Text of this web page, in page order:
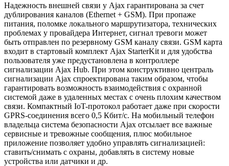
Надежность внешней связи у Ajax гарантирована за счет
дублирования каналов (Ethernet + GSM). При пропаже
питания, поломке локального маршрутизатора, технических
проблемах у провайдера Интернет, сигнал тревоги может
быть отправлен по резервному GSM каналу связи. GSM карта
входит в стартовый комплект Ajax StarterKit и для удобства
пользователя уже предустановлена в контроллере
сигнализации Ajax Hub. При этом конструктивно централь
сигнализации Ajax спроектирована таким образом, чтобы
гарантировать возможность взаимодействия с охранной
системой даже в удаленных местах с очень плохим качеством
связи. Компактный IoT-протокол работает даже при скорости
GPRS-соединения всего 0,5 Кбит/с. На мобильный телефон
владельца система безопасности Ajax отсылает все важные
сервисные и тревожные сообщения, плюс мобильное
приложение позволяет удобно управлять сигнализацией:
ставить/снимать с охраны, добавлять в систему новые
устройства или датчики и др.